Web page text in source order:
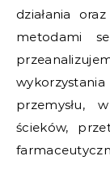
działania
metodami
przemysłu,
ścieków,